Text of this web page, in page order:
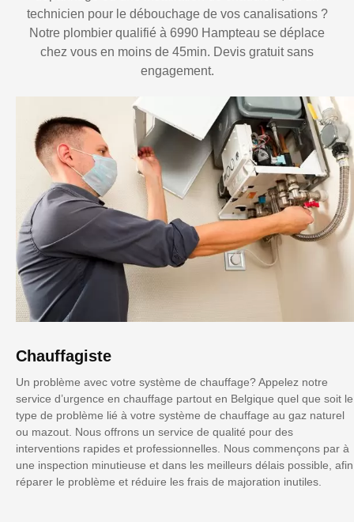
technicien pour le débouchage de vos canalisations ?
Notre plombier qualifié à 6990 Hampteau se déplace
chez vous en moins de 45min. Devis gratuit sans
engagement.
Chauffagiste
Un problème avec votre système de chauffage? Appelez notre
service d’urgence en chauffage partout en Belgique quel que soit le
type de problème lié à votre système de chauffage au gaz naturel
ou mazout. Nous offrons un service de qualité pour des
interventions rapides et professionnelles. Nous commençons par à
une inspection minutieuse et dans les meilleurs délais possible, afin
réparer le problème et réduire les frais de majoration inutiles.